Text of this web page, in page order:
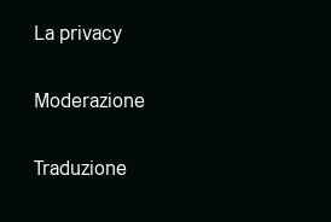
La privacy
Moderazione
Traduzione